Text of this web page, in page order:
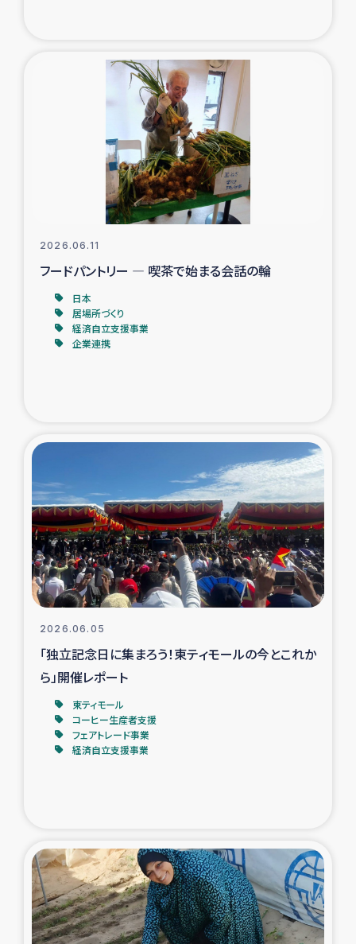
デニヤヤ小規模紅茶農家支援
コーヒー生産者支援
アイナロ県マウベシ郡でのコーヒー畑改善事業
ベイルート大規模爆発被災者支援
2026.06.11
フードパントリー ― 喫茶で始まる会話の輪
日本
居場所づくり
経済自立支援事業
企業連携
2026.06.05
「独立記念日に集まろう！東ティモールの今とこれか
ら」開催レポート
東ティモール
コーヒー生産者支援
フェアトレード事業
経済自立支援事業